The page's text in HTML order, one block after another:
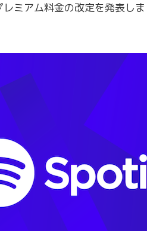
アム料金の改定を発表しま